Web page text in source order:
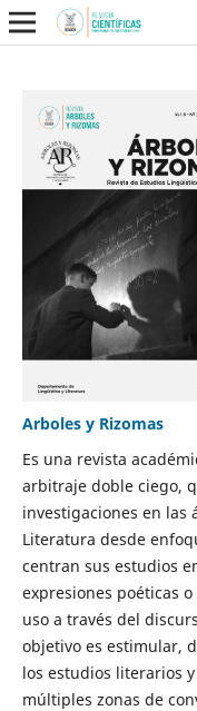
Arboles y Rizomas
Es una revista
arbitraje doble ciego,
investigaciones en las
Literatura desde
centran sus estudios
expresiones poéticas
uso a través del
objetivo es estimular,
los estudios literarios
múltiples zonas de